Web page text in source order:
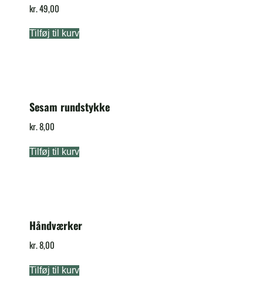
kr.49,00
Tilføj til kurv
Sesam rundstykke
kr.8,00
Tilføj til kurv
Håndværker
kr.8,00
Tilføj til kurv